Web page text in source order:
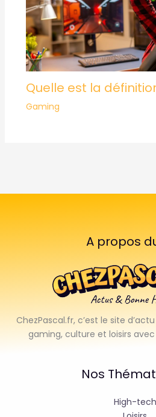
Quelle est la
Gaming
A propos
ChezPascal.fr, c’est le site
gaming, culture et loisirs
Nos
High-tech